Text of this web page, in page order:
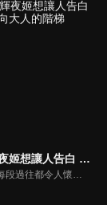
輝夜姬想讓人告白 邁向大人的階梯